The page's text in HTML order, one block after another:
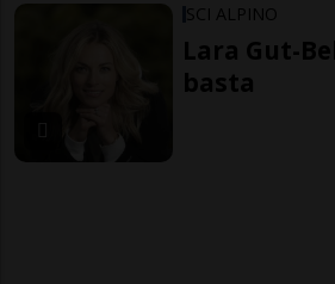
SCI ALPINO
Lara Gut-
basta